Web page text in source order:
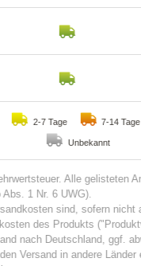
2-7 Tage 7-14 Tage
Unbekannt